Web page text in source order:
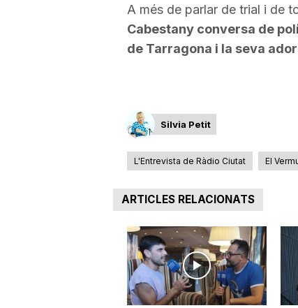
n
A més de parlar de trial i de
Cabestany conversa de
de Tarragona i la seva
Silvia Petit
L'Entrevista de Ràdio Ciutat El
ARTICLES RELACIONATS